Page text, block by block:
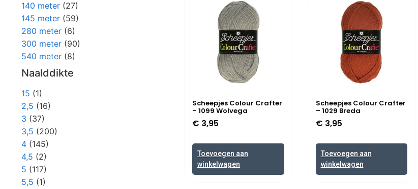
140 meter (27)
145 meter (59)
280 meter (6)
300 meter (90)
540 meter (8)
Naalddikte
15 (1)
2,5 (16)
3 (37)
3,5 (200)
4 (145)
4,5 (2)
5 (117)
5,5 (1)
Scheepjes Colour Crafter
– 1099 Wolvega
€ 3,95
Toevoegen aan
winkelwagen
Scheepjes Colour Crafter
– 1029 Breda
€ 3,95
Toevoegen aan
winkelwagen